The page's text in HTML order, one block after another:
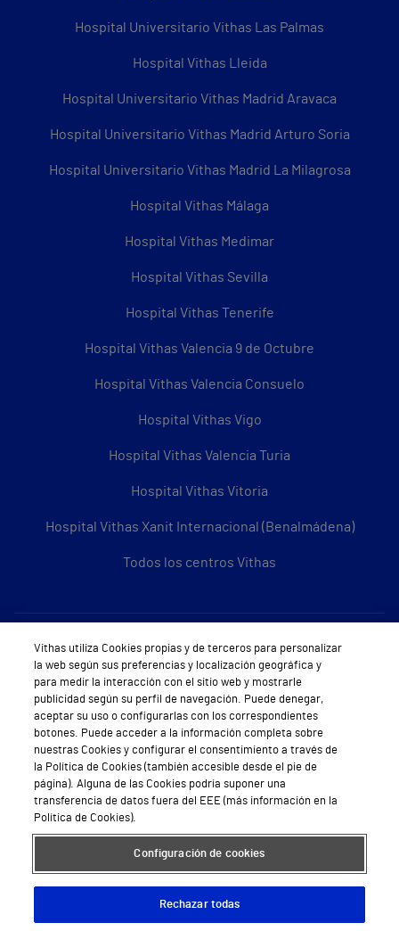
Hospital Universitario Vithas Las Palmas
Hospital Vithas Lleida
Hospital Universitario Vithas Madrid Aravaca
Hospital Universitario Vithas Madrid Arturo Soria
Hospital Universitario Vithas Madrid La Milagrosa
Hospital Vithas Málaga
Hospital Vithas Medimar
Hospital Vithas Sevilla
Hospital Vithas Tenerife
Hospital Vithas Valencia 9 de Octubre
Hospital Vithas Valencia Consuelo
Hospital Vithas Vigo
Hospital Vithas Valencia Turia
Hospital Vithas Vitoria
Hospital Vithas Xanit Internacional (Benalmádena)
Todos los centros Vithas
Sobre Vithas
Quiénes somos
Trabajar en Vithas
Teléfono Cita Médica
Teléfono Atención al Cliente
Política de seguridad y salud en el trabajo
Conoce a Supervita
Aviso Legal Política de cookies Política de privacidad Mapa web Protección de datos
Vithas utiliza Cookies propias y de terceros para personalizar
la web según sus preferencias y localización geográfica y
para medir la interacción con el sitio web y mostrarle
publicidad según su perfil de navegación. Puede denegar,
aceptar su uso o configurarlas con los correspondientes
botones. Puede acceder a la información completa sobre
nuestras Cookies y configurar el consentimiento a través de
la Política de Cookies (también accesible desde el pie de
página). Alguna de las Cookies podría suponer una
transferencia de datos fuera del EEE (más información en la
Política de Cookies).
Configuración de cookies
Rechazar todas